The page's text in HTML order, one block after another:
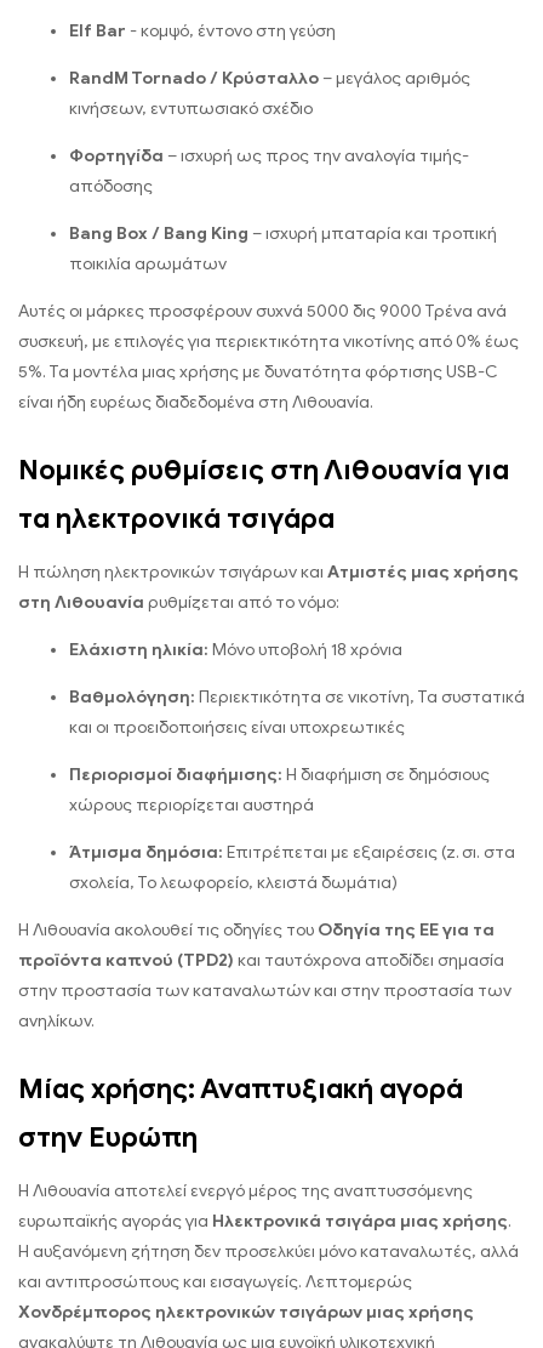
Elf Bar - κομψό, έντονο στη γεύση
RandM Tornado / Κρύσταλλο – μεγάλος αριθμός
κινήσεων, εντυπωσιακό σχέδιο
Φορτηγίδα – ισχυρή ως προς την αναλογία τιμής-
απόδοσης
Bang Box / Bang King – ισχυρή μπαταρία και τροπική
ποικιλία αρωμάτων
Αυτές οι μάρκες προσφέρουν συχνά 5000 δις 9000 Τρένα ανά
συσκευή, με επιλογές για περιεκτικότητα νικοτίνης από 0% έως
5%. Τα μοντέλα μιας χρήσης με δυνατότητα φόρτισης USB-C
είναι ήδη ευρέως διαδεδομένα στη Λιθουανία.
Νομικές ρυθμίσεις στη Λιθουανία για
τα ηλεκτρονικά τσιγάρα
Η πώληση ηλεκτρονικών τσιγάρων και Ατμιστές μιας χρήσης
στη Λιθουανία ρυθμίζεται από το νόμο:
Ελάχιστη ηλικία: Μόνο υποβολή 18 χρόνια
Βαθμολόγηση: Περιεκτικότητα σε νικοτίνη, Τα συστατικά
και οι προειδοποιήσεις είναι υποχρεωτικές
Περιορισμοί διαφήμισης: Η διαφήμιση σε δημόσιους
χώρους περιορίζεται αυστηρά
Άτμισμα δημόσια: Επιτρέπεται με εξαιρέσεις (z. σι. στα
σχολεία, Το λεωφορείο, κλειστά δωμάτια)
Η Λιθουανία ακολουθεί τις οδηγίες του Οδηγία της ΕΕ για τα
προϊόντα καπνού (TPD2) και ταυτόχρονα αποδίδει σημασία
στην προστασία των καταναλωτών και στην προστασία των
ανηλίκων.
Μίας χρήσης: Αναπτυξιακή αγορά
στην Ευρώπη
Η Λιθουανία αποτελεί ενεργό μέρος της αναπτυσσόμενης
ευρωπαϊκής αγοράς για Ηλεκτρονικά τσιγάρα μιας χρήσης.
Η αυξανόμενη ζήτηση δεν προσελκύει μόνο καταναλωτές, αλλά
και αντιπροσώπους και εισαγωγείς. Λεπτομερώς
Χονδρέμπορος ηλεκτρονικών τσιγάρων μιας χρήσης
ανακαλύψτε τη Λιθουανία ως μια ευνοϊκή υλικοτεχνική